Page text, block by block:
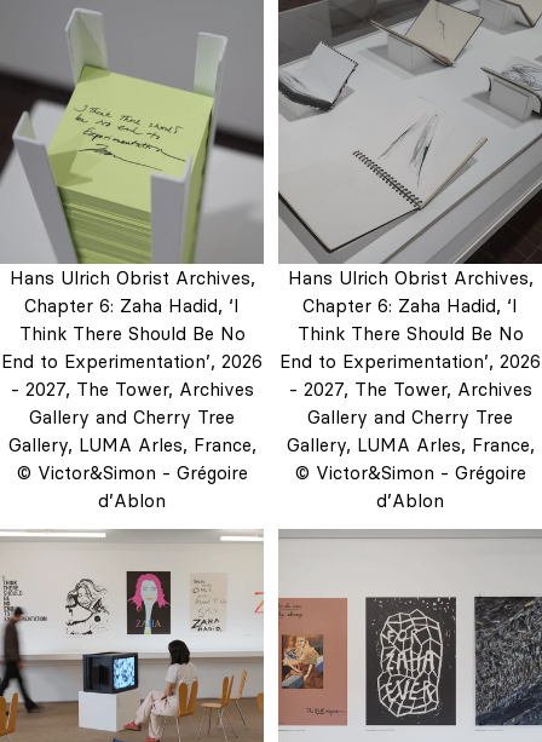
Hans Ulrich Obrist Archives,
Chapter 6: Zaha Hadid, ‘I
Think There Should Be No
End to Experimentation’, 2026
- 2027, The Tower, Archives
Gallery and Cherry Tree
Gallery, LUMA Arles, France,
© Victor&Simon - Grégoire
d’Ablon
Hans Ulrich Obrist Archives,
Chapter 6: Zaha Hadid, ‘I
Think There Should Be No
End to Experimentation’, 2026
- 2027, The Tower, Archives
Gallery and Cherry Tree
Gallery, LUMA Arles, France,
© Victor&Simon - Grégoire
d’Ablon